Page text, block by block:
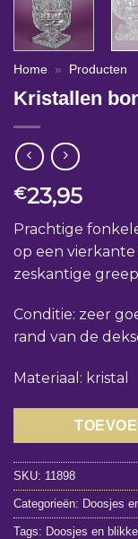
Home » Producten
Kristallen
€23,95
Prachtige
op een
zeskantige
Conditie: zeer
rand van de
Materiaal: kristal
SKU: 11898
Categorieën: Doosjes
Tags: Doosjes en